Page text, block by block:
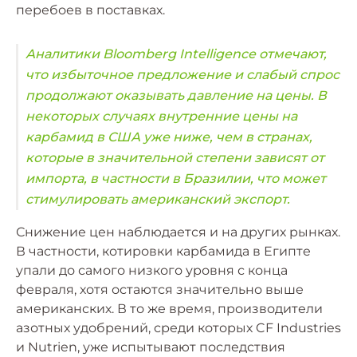
перебоев в поставках.
Аналитики Bloomberg Intelligence отмечают,
что избыточное предложение и слабый спрос
продолжают оказывать давление на цены. В
некоторых случаях внутренние цены на
карбамид в США уже ниже, чем в странах,
которые в значительной степени зависят от
импорта, в частности в Бразилии, что может
стимулировать американский экспорт.
Снижение цен наблюдается и на других рынках.
В частности, котировки карбамида в Египте
упали до самого низкого уровня с конца
февраля, хотя остаются значительно выше
американских. В то же время, производители
азотных удобрений, среди которых CF Industries
и Nutrien, уже испытывают последствия